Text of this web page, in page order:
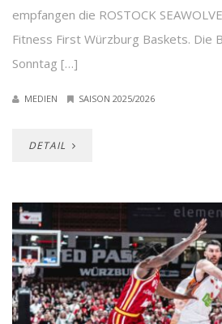
empfangen die ROSTOCK
Fitness First Würzburg Baskets. Die
Sonntag […]
MEDIEN SAISON 2025/2026
DETAIL